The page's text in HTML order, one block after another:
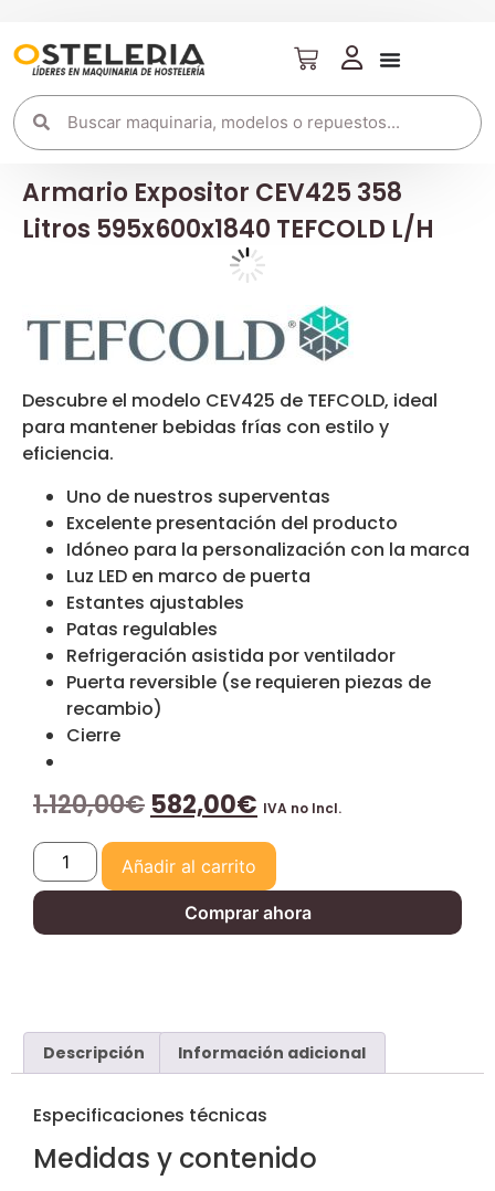
Armario Expositor CEV425 358
Litros 595x600x1840 TEFCOLD L/H
Descubre el modelo CEV425 de TEFCOLD, ideal
para mantener bebidas frías con estilo y
eficiencia.
Uno de nuestros superventas
Excelente presentación del producto
Idóneo para la personalización con la marca
Luz LED en marco de puerta
Estantes ajustables
Patas regulables
Refrigeración asistida por ventilador
Puerta reversible (se requieren piezas de
recambio)
Cierre
1.120,00€ 582,00€ IVA no Incl.
Añadir al carrito
Comprar ahora
Descripción Información adicional
Especificaciones técnicas
Medidas y contenido